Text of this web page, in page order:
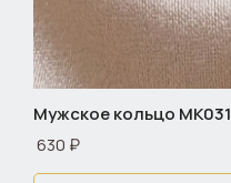
Мужское кольцо МК031
630 ₽